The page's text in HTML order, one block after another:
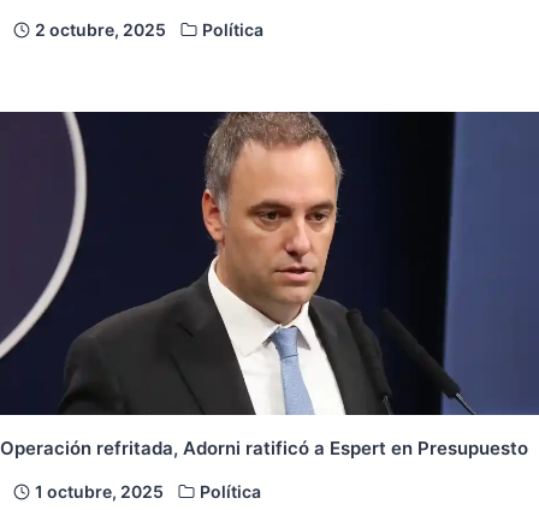
2 octubre, 2025 Política
Operación refritada, Adorni ratificó a Espert en Presupuesto
1 octubre, 2025 Política